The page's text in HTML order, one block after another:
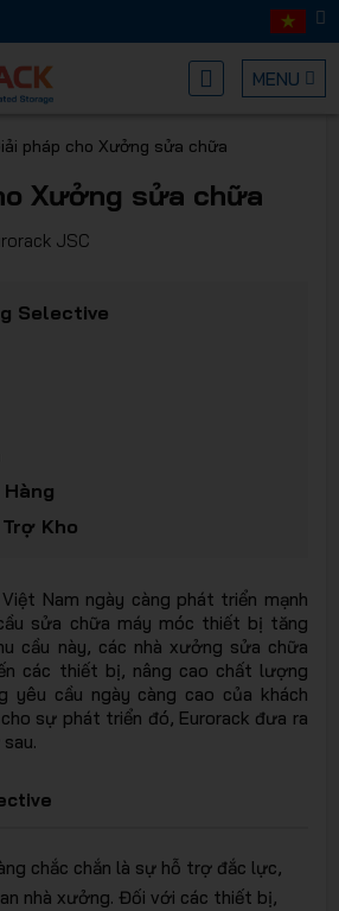
MENU
pháp cho Xưởng sửa chữa
Xưởng sửa chữa
JSC
Selective
Kho
Nam ngày càng phát triển mạnh
sửa chữa máy móc thiết bị tăng
cầu này, các nhà xưởng sửa chữa
các thiết bị, nâng cao chất lượng
yêu cầu ngày càng cao của khách
sự phát triển đó, Eurorack đưa ra
chắc chắn là sự hỗ trợ đắc lực,
nhà xưởng. Đối với các thiết bị,